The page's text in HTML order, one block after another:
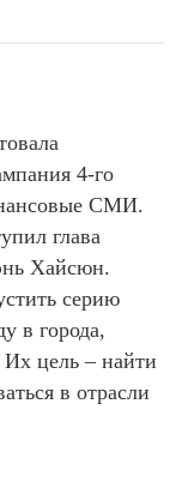
4-го
СМИ.
глава
Хайсюн.
серию
в города,
Их цель – найти
в отрасли